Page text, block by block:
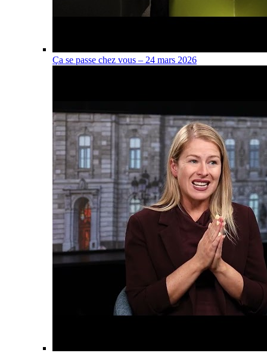
Ça se passe chez vous – 24 mars 2026